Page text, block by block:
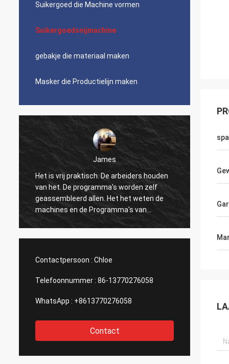
Suikergoed die Machine vormen
Suikergoedsnijmachine
gebakje die materiaal maken
Masker die Productielijn maken
James
Het is vrij praktisch. De arbeiders houden
van het. De programma's worden zelf
geassembleerd allen. Het het weten de
machines en de Programma's van
numerieke controle kunnen tot het dans
de
Contactpersoon : Chloe
Telefoonnummer : 86-13770276058
WhatsApp : +8613770276058
Contact